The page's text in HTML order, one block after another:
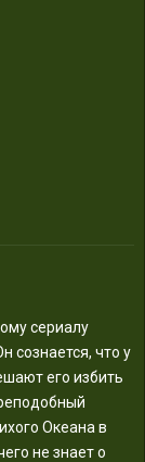
сериалу
сознается, что у
его избить
Океана в
не знает о